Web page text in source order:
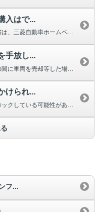
入はで...
一部車種やナビゲーションの取扱説明書は、三菱自動車ホームページよりダウンロ...
手放し...
けられ...
ステアリングホイール（ハンドル）がロックしている可能性があります。 ほと...
フ...